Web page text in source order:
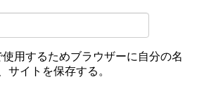
用するためブラウザーに自分の名
サイトを保存する。